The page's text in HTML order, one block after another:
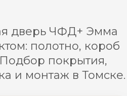
дверь ЧФД+ Эмма
полотно, короб
покрытия,
и монтаж в Томске.